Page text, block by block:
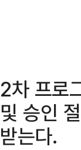
2차 프로
및 승인
받는다.